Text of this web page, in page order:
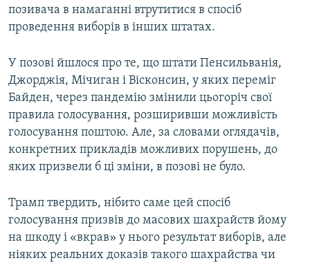
ІНФОГРАФІКА
ДОЛУЧАЙСЯ!
Усі сайти RFE/RL
позивача в намаганні втрутитися в спосіб
проведення виборів в інших штатах.
У позові йшлося про те, що штати Пенсильванія,
Джорджія, Мічиган і Вісконсин, у яких переміг
Байден, через пандемію змінили цьогоріч свої
правила голосування, розширивши можливість
голосування поштою. Але, за словами оглядачів,
конкретних прикладів можливих порушень, до
яких призвели б ці зміни, в позові не було.
Трамп твердить, нібито саме цей спосіб
голосування призвів до масових шахрайств йому
на шкоду і «вкрав» у нього результат виборів, але
ніяких реальних доказів такого шахрайства чи